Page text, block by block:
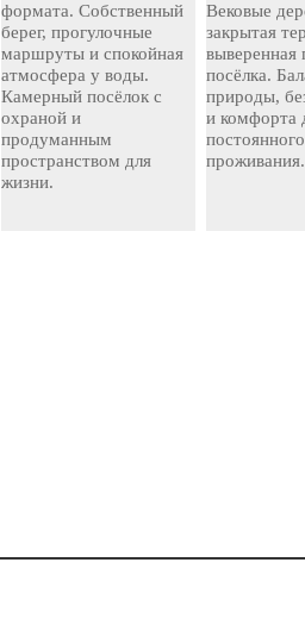
формата. Собственный
берег, прогулочные
маршруты и спокойная
атмосфера у воды.
Камерный посёлок с
охраной и
продуманным
пространством для
жизни.
Вековые
закрытая
выверенная
посёлка.
природы,
и комфорта
постоянного
проживания.